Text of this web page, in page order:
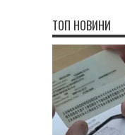
ТОП НОВИНИ